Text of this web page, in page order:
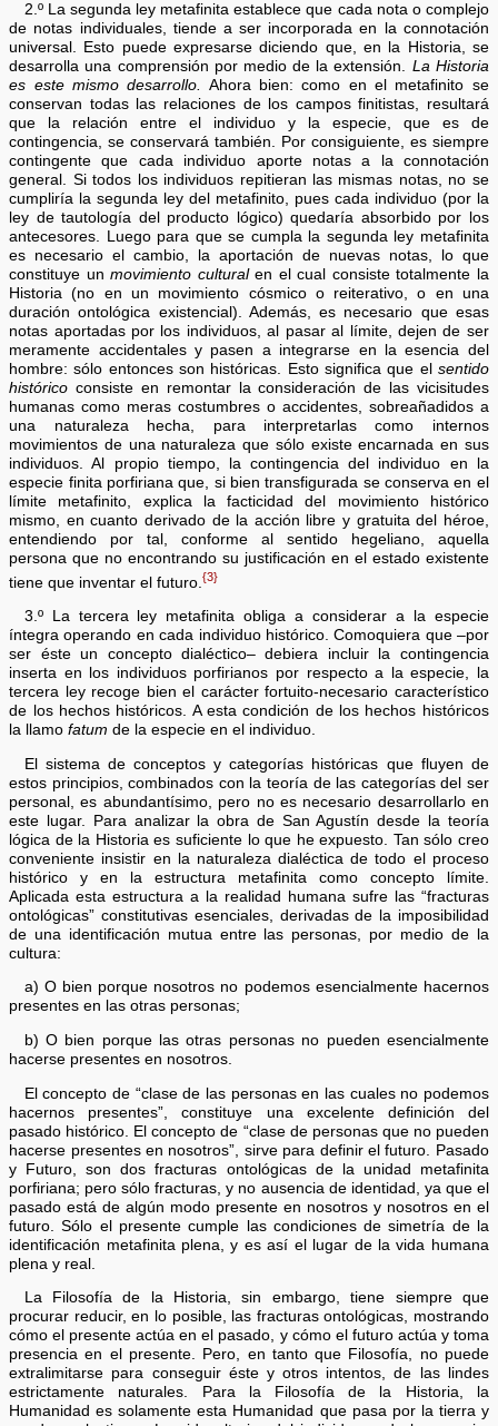
2.º La segunda ley metafinita establece que cada nota o complejo
de notas individuales, tiende a ser incorporada en la connotación
universal. Esto puede expresarse diciendo que, en la Historia, se
desarrolla una comprensión por medio de la extensión. La Historia
es este mismo desarrollo. Ahora bien: como en el metafinito se
conservan todas las relaciones de los campos finitistas, resultará
que la relación entre el individuo y la especie, que es de
contingencia, se conservará también. Por consiguiente, es siempre
contingente que cada individuo aporte notas a la connotación
general. Si todos los individuos repitieran las mismas notas, no se
cumpliría la segunda ley del metafinito, pues cada individuo (por la
ley de tautología del producto lógico) quedaría absorbido por los
antecesores. Luego para que se cumpla la segunda ley metafinita
es necesario el cambio, la aportación de nuevas notas, lo que
constituye unmovimiento culturalen el cual consiste totalmente la
Historia (no en un movimiento cósmico o reiterativo, o en una
duración ontológica existencial). Además, es necesario que esas
notas aportadas por los individuos, al pasar al límite, dejen de ser
meramente accidentales y pasen a integrarse en la esencia del
hombre: sólo entonces son históricas. Esto significa que el sentido
histórico consiste en remontar la consideración de las vicisitudes
humanas como meras costumbres o accidentes, sobreañadidos a
una naturaleza hecha, para interpretarlas como internos
movimientos de una naturaleza que sólo existe encarnada en sus
individuos. Al propio tiempo, la contingencia del individuo en la
especie finita porfiriana que, si bien transfigurada se conserva en el
límite metafinito, explica la facticidad del movimiento histórico
mismo, en cuanto derivado de la acción libre y gratuita del héroe,
entendiendo por tal, conforme al sentido hegeliano, aquella
persona que no encontrando su justificación en el estado existente
tiene que inventar el futuro.{3}
3.º La tercera ley metafinita obliga a considerar a la especie
íntegra operando en cada individuo histórico. Comoquiera que –por
ser éste un concepto dialéctico– debiera incluir la contingencia
inserta en los individuos porfirianos por respecto a la especie, la
tercera ley recoge bien el carácter fortuito-necesario característico
de los hechos históricos. A esta condición de los hechos históricos
la llamofatum de la especie en el individuo.
El sistema de conceptos y categorías históricas que fluyen de
estos principios, combinados con la teoría de las categorías del ser
personal, es abundantísimo, pero no es necesario desarrollarlo en
este lugar. Para analizar la obra de San Agustín desde la teoría
lógica de la Historia es suficiente lo que he expuesto. Tan sólo creo
conveniente insistir en la naturaleza dialéctica de todo el proceso
histórico y en la estructura metafinita como concepto límite.
Aplicada esta estructura a la realidad humana sufre las “fracturas
ontológicas” constitutivas esenciales, derivadas de la imposibilidad
de una identificación mutua entre las personas, por medio de la
cultura:
a) O bien porque nosotros no podemos esencialmente hacernos
presentes en las otras personas;
b) O bien porque las otras personas no pueden esencialmente
hacerse presentes en nosotros.
El concepto de “clase de las personas en las cuales no podemos
hacernos presentes”, constituye una excelente definición del
pasado histórico. El concepto de “clase de personas que no pueden
hacerse presentes en nosotros”, sirve para definir el futuro. Pasado
y Futuro, son dos fracturas ontológicas de la unidad metafinita
porfiriana; pero sólo fracturas, y no ausencia de identidad, ya que el
pasado está de algún modo presente en nosotros y nosotros en el
futuro. Sólo el presente cumple las condiciones de simetría de la
identificación metafinita plena, y es así el lugar de la vida humana
plena y real.
La Filosofía de la Historia, sin embargo, tiene siempre que
procurar reducir, en lo posible, las fracturas ontológicas, mostrando
cómo el presente actúa en el pasado, y cómo el futuro actúa y toma
presencia en el presente. Pero, en tanto que Filosofía, no puede
extralimitarse para conseguir éste y otros intentos, de las lindes
estrictamente naturales. Para la Filosofía de la Historia, la
Humanidad es solamente esta Humanidad que pasa por la tierra y